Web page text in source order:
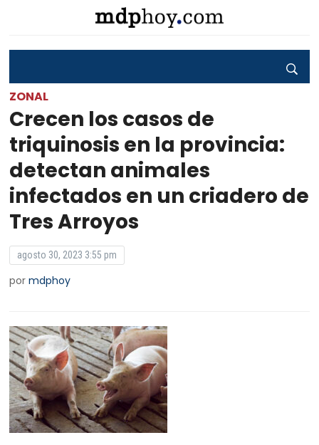
ZONAL
Crecen los casos de
triquinosis en la provincia:
detectan animales
infectados en un criadero de
Tres Arroyos
agosto 30, 2023 3:55 pm
pormdphoy